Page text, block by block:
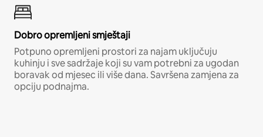
Dobro opremljeni smještaji
Potpuno opremljeni prostori za najam uključuju
kuhinju i sve sadržaje koji su vam potrebni za ugodan
boravak od mjesec ili više dana. Savršena zamjena za
opciju podnajma.